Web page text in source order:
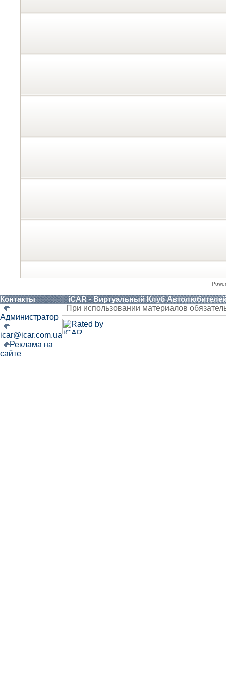
Контакты iCAR - Виртуальный Клуб
Администратор
icar@icar.com.ua
Реклама на
сайте
При использовании материалов